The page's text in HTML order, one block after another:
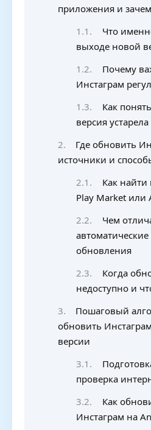
приложения и
Что
выходе новой
Почему
Инстаграм
Как
версия устарела
Где обновить
источники и
Как
Play Market или
Чем
обновления
Когда
недоступно и
Пошаговый
обновить
версии
проверка
Как
Инстаграм на